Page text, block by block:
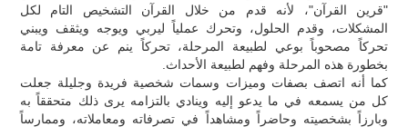
"قرين القرآن"، لأنه قدم من خلال القرآن التشخيص التام لكل
المشكلات، وقدم الحلول، وتحرك عملياً ليربي ويوجه ويثقف ويبني
تحركاً مصحوباً بوعي لطبيعة المرحلة، تحركاً ينم عن معرفة تامة
بخطورة هذه المرحلة وفهم لطبيعة الأحداث.
كما أنه اتصف بصفات وميزات وسمات شخصية فريدة وجليلة جعلت
كل من يسمعه في ما يدعو إليه وينادي بالتزامه يرى ذلك متحققاً به
وبارزاً بشخصيته وحاضراً ومشاهداً في تصرفاته ومعاملاته، وممارساً